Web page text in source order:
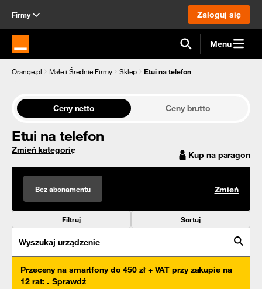
Firmy Zaloguj się
Strona główna Orange.pl Menu
Orange.pl Małe i Średnie Firmy Sklep Etui na telefon
Ceny netto Ceny brutto
Etui na telefon
Zmień kategorię Kup na paragon
Bez abonamentu Zmień
Filtruj Sortuj
Wyszukaj urządzenie
Przeceny na smartfony do 450 zł + VAT przy zakupie na
12 rat: . Sprawdź